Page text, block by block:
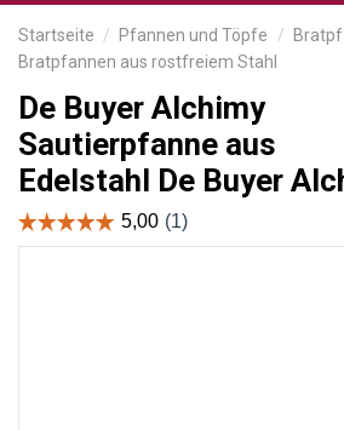
Startseite Pfannen und Töpfe
Bratpfannen aus rostfreiem Stahl
De Buyer Alchimy
Sautierpfanne aus
Edelstahl De Buyer